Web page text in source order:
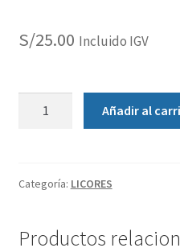
S/25.00 Incluido IGV
Añadir al
Categoría: LICORES
Productos